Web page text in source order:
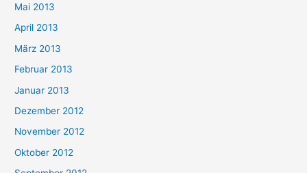
Mai 2013
April 2013
März 2013
Februar 2013
Januar 2013
Dezember 2012
November 2012
Oktober 2012